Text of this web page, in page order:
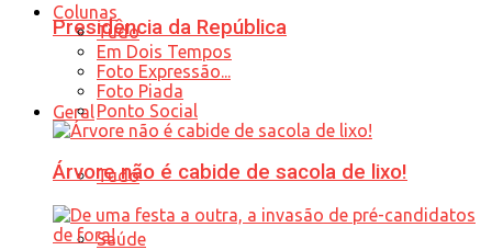
Presidência da República
Geral
Tudo
Saúde
Colunas
Tudo
Em Dois Tempos
Foto Expressão...
Foto Piada
Ponto Social
Árvore não é cabide de sacola de lixo!